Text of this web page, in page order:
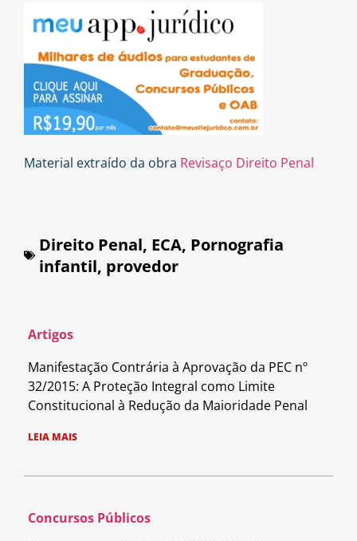
Material extraído da obra Revisaço Direito Penal
Direito Penal, ECA, Pornografia
infantil, provedor
Artigos
Manifestação Contrária à Aprovação da PEC nº
32/2015: A Proteção Integral como Limite
Constitucional à Redução da Maioridade Penal
LEIA MAIS
Concursos Públicos